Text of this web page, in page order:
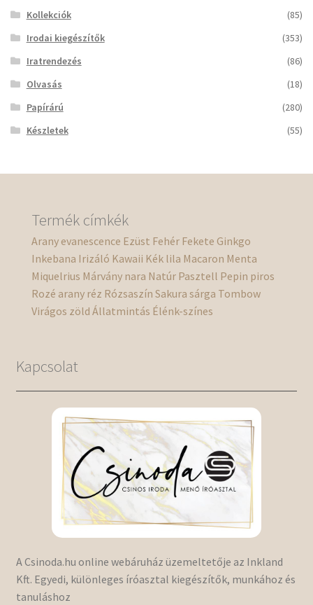
Kollekciók
(85)
Irodai kiegészítők
(353)
Iratrendezés
(86)
Olvasás
(18)
Papírárú
(280)
Készletek
(55)
Termék címkék
Arany evanescence Ezüst Fehér Fekete Ginkgo
Inkebana Irizáló Kawaii Kék lila Macaron Menta
Miquelrius Márvány nara Natúr Pasztell Pepin piros
Rozé arany réz Rózsaszín Sakura sárga Tombow
Virágos zöld Állatmintás Élénk-színes
Kapcsolat
A Csinoda.hu online webáruház üzemeltetője az Inkland
Kft. Egyedi, különleges íróasztal kiegészítők, munkához és
tanuláshoz